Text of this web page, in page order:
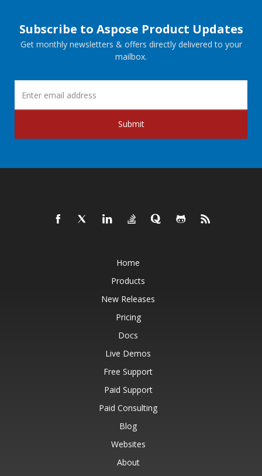
Subscribe to Aspose Product Updates
Get monthly newsletters & offers directly delivered to your
mailbox.
Submit
Home
Products
New Releases
Pricing
Docs
Live Demos
Free Support
Paid Support
Paid Consulting
Blog
Websites
About